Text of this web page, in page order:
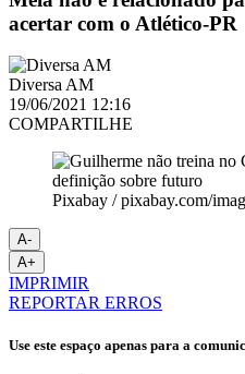
acertar com o Atlético-PR
Diversa AM
19/06/2021 12:16
COMPARTILHE
Pixabay / pixabay.com/
A-
A+
IMPRIMIR
REPORTAR ERROS
Use este espaço apenas para a